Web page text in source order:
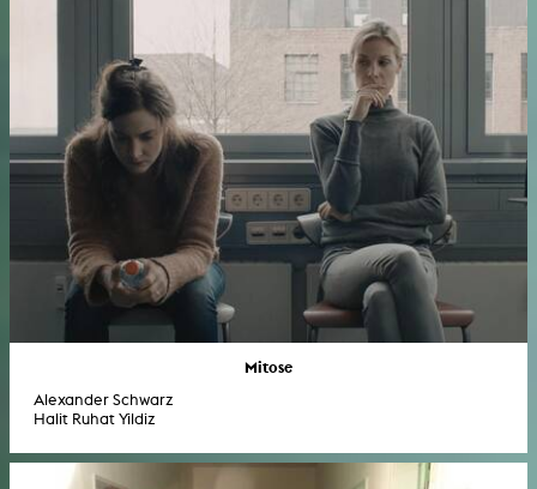
Mitose
Alexander Schwarz
Halit Ruhat Yildiz